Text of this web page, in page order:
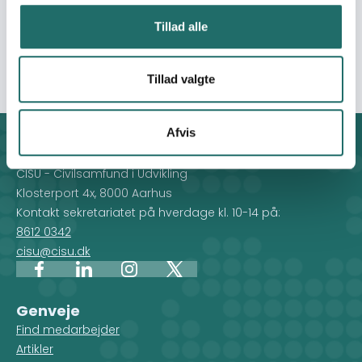
Tillad alle
Tillad valgte
Afvis
både indendørs og udendørs brug og kan tilpasses
forskellige events såsom festivaler og klimafolkemøder.
Den tilbydes til alle interesserede.
Kontakt
CISU - Civilsamfund i Udvikling
Klosterport 4x, 8000 Aarhus
Kontakt sekretariatet på hverdage kl. 10-14 på:
8612 0342
cisu@cisu.dk
FacebookLinkedInInstagram
X
Genveje
Find medarbejder
Artikler